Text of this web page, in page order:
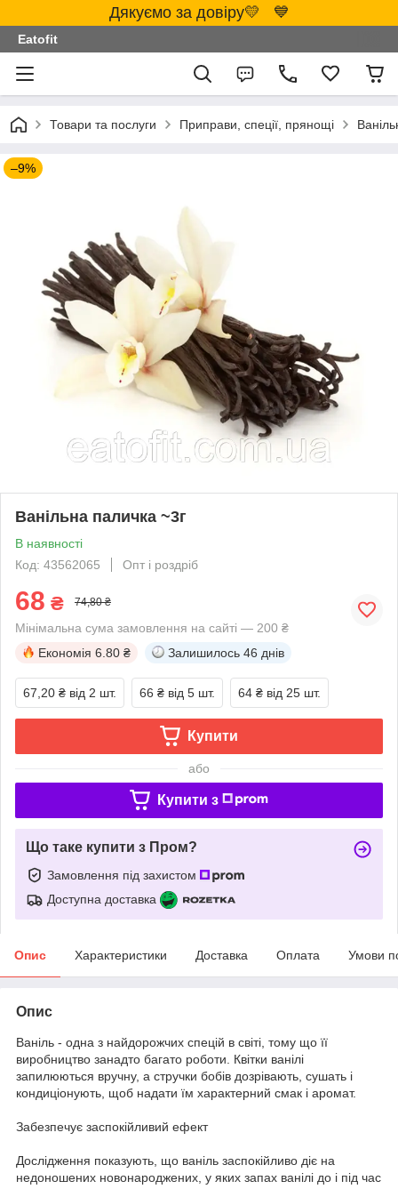
Дякуємо за довіру💛 💙
Eatofit
Товари та послуги Приправи, спеції, прянощі
–9%
Ванільна паличка ~3г
В наявності
Код: 43562065
Опт і роздріб
68 ₴ 74,80 ₴
Мінімальна сума замовлення на сайті — 200 ₴
Економія 6.80 ₴ Залишилось 46 днів
67,20 ₴ від 2 шт. 66 ₴ від 5 шт. 64 ₴ від 25 шт.
Купити
або
Купити з
Що таке купити з Пром?
Замовлення під захистом
Доступна доставка
Опис Характеристики Доставка Оплата Умови
Опис
Ваніль - одна з найдорожчих спецій в світі, тому що її
виробництво занадто багато роботи. Квітки ванілі
запилюються вручну, а стручки бобів дозрівають, сушать і
кондиціонують, щоб надати їм характерний смак і аромат.
Забезпечує заспокійливий ефект
Дослідження показують, що ваніль заспокійливо діє на
недоношених новонароджених, у яких запах ванілі до і під час